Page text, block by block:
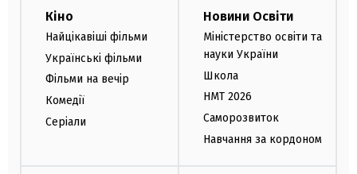
Кіно
Найцікавіші фільми
Українські фільми
Фільми на вечір
Комедії
Серіали
Новини Освіти
Міністерство освіти та
науки України
Школа
НМТ 2026
Саморозвиток
Навчання за кордоном